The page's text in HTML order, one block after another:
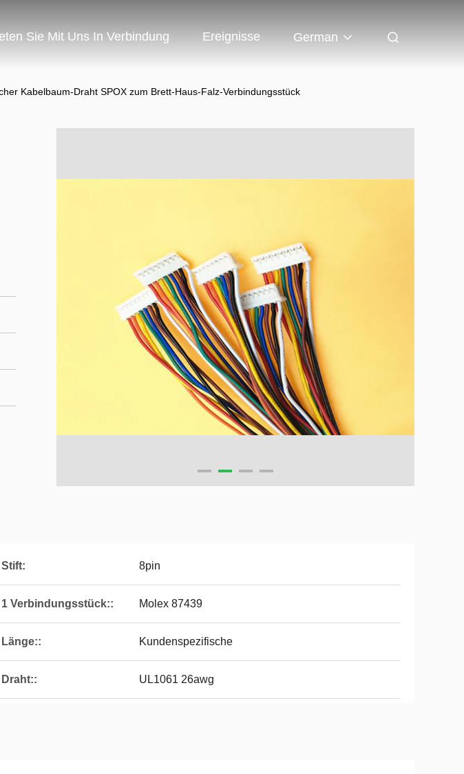
Sie Mit Uns In Verbindung Ereignisse German
Kabelbaum-Draht SPOX zum Brett-Haus-Falz-Verbindungsstück
Stift: 8pin
1 Verbindungsstück:: Molex 87439
Länge:: Kundenspezifische
Draht:: UL1061 26awg